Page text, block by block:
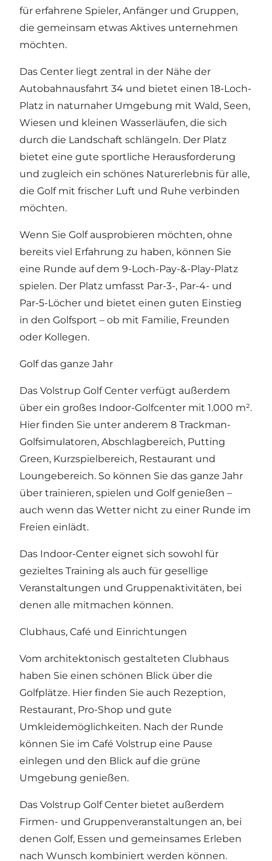
für erfahrene Spieler, Anfänger und Gruppen,
die gemeinsam etwas Aktives unternehmen
möchten.
Das Center liegt zentral in der Nähe der
Autobahnausfahrt 34 und bietet einen 18-Loch-
Platz in naturnaher Umgebung mit Wald, Seen,
Wiesen und kleinen Wasserläufen, die sich
durch die Landschaft schlängeln. Der Platz
bietet eine gute sportliche Herausforderung
und zugleich ein schönes Naturerlebnis für alle,
die Golf mit frischer Luft und Ruhe verbinden
möchten.
Wenn Sie Golf ausprobieren möchten, ohne
bereits viel Erfahrung zu haben, können Sie
eine Runde auf dem 9-Loch-Pay-&-Play-Platz
spielen. Der Platz umfasst Par-3-, Par-4- und
Par-5-Löcher und bietet einen guten Einstieg
in den Golfsport – ob mit Familie, Freunden
oder Kollegen.
Golf das ganze Jahr
Das Volstrup Golf Center verfügt außerdem
über ein großes Indoor-Golfcenter mit 1.000 m².
Hier finden Sie unter anderem 8 Trackman-
Golfsimulatoren, Abschlagbereich, Putting
Green, Kurzspielbereich, Restaurant und
Loungebereich. So können Sie das ganze Jahr
über trainieren, spielen und Golf genießen –
auch wenn das Wetter nicht zu einer Runde im
Freien einlädt.
Das Indoor-Center eignet sich sowohl für
gezieltes Training als auch für gesellige
Veranstaltungen und Gruppenaktivitäten, bei
denen alle mitmachen können.
Clubhaus, Café und Einrichtungen
Vom architektonisch gestalteten Clubhaus
haben Sie einen schönen Blick über die
Golfplätze. Hier finden Sie auch Rezeption,
Restaurant, Pro-Shop und gute
Umkleidemöglichkeiten. Nach der Runde
können Sie im Café Volstrup eine Pause
einlegen und den Blick auf die grüne
Umgebung genießen.
Das Volstrup Golf Center bietet außerdem
Firmen- und Gruppenveranstaltungen an, bei
denen Golf, Essen und gemeinsames Erleben
nach Wunsch kombiniert werden können.